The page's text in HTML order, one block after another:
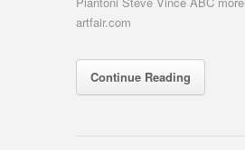
artfair.com
Continue Reading